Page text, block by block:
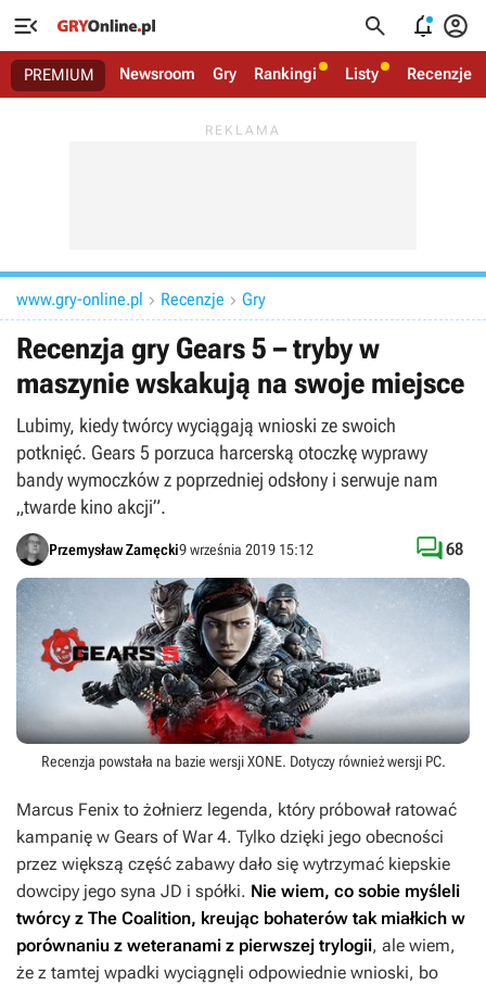
   
PREMIUM Newsroom Gry Rankingi Listy Recenzje
www.gry-online.pl  Recenzje  Gry
Recenzja gry Gears 5 – tryby w
maszynie wskakują na swoje miejsce
Lubimy, kiedy twórcy wyciągają wnioski ze swoich
potknięć. Gears 5 porzuca harcerską otoczkę wyprawy
bandy wymoczków z poprzedniej odsłony i serwuje nam
„twarde kino akcji”.
Przemysław Zamęcki9 września 2019 15:12 68
Recenzja powstała na bazie wersjiXONE. Dotyczy również wersji PC.
Marcus Fenix to żołnierz legenda, który próbował ratować
kampanię w Gears of War 4. Tylko dzięki jego obecności
przez większą część zabawy dało się wytrzymać kiepskie
dowcipy jego syna JD i spółki. Nie wiem, co sobie myśleli
twórcy z The Coalition, kreując bohaterów tak miałkich w
porównaniu z weteranami z pierwszej trylogii, ale wiem,
że z tamtej wpadki wyciągnęli odpowiednie wnioski, bo